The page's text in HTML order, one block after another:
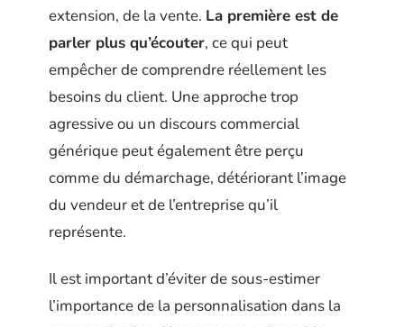
extension, de la vente. La première est de
parler plus qu’écouter, ce qui peut
empêcher de comprendre réellement les
besoins du client. Une approche trop
agressive ou un discours commercial
générique peut également être perçu
comme du démarchage, détériorant l’image
du vendeur et de l’entreprise qu’il
représente.
Il est important d’éviter de sous-estimer
l’importance de la personnalisation dans la